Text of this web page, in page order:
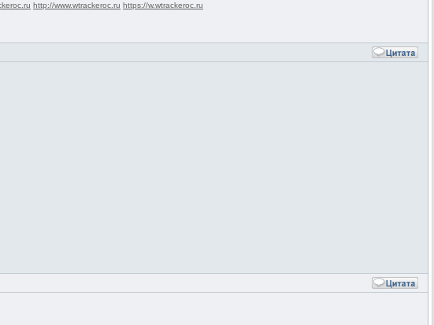
http://www.wtrackeroc.ru https://w.wtrackeroc.ru